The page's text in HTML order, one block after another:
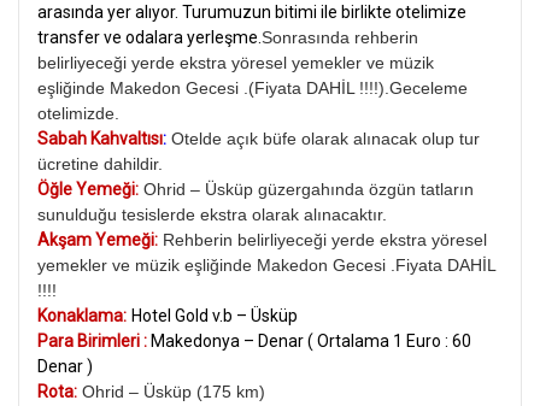
arasında yer alıyor. Turumuzun bitimi ile birlikte otelimize
transfer ve odalara yerleşme. Sonrasında rehberin
belirliyeceği yerde ekstra yöresel yemekler ve müzik
eşliğinde Makedon Gecesi .(Fiyata DAHİL !!!!).Geceleme
otelimizde.
Sabah Kahvaltısı: Otelde açık büfe olarak alınacak olup tur
ücretine dahildir.
Öğle Yemeği: Ohrid – Üsküp güzergahında özgün tatların
sunulduğu tesislerde ekstra olarak alınacaktır.
Akşam Yemeği: Rehberin belirliyeceği yerde ekstra yöresel
yemekler ve müzik eşliğinde Makedon Gecesi .Fiyata DAHİL
!!!!
Konaklama: Hotel Gold v.b – Üsküp
Para Birimleri : Makedonya – Denar ( Ortalama 1 Euro : 60
Denar )
Rota: Ohrid – Üsküp (175 km)